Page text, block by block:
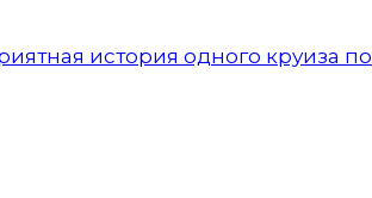
история одного круиза по